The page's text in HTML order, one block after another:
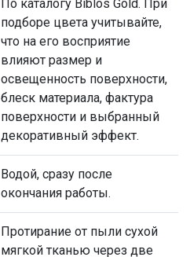
По каталогу Biblos Gold. При
подборе цвета учитывайте,
что на его восприятие
влияют размер и
освещенность поверхности,
блеск материала, фактура
поверхности и выбранный
декоративный эффект.
Водой, сразу после
окончания работы.
Протирание от пыли сухой
мягкой тканью через две